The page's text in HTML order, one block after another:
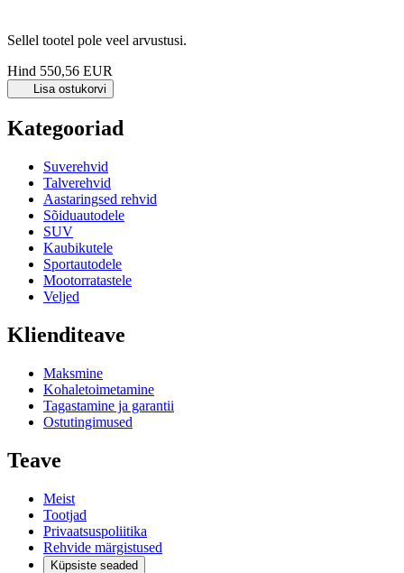
Sellel tootel pole veel arvustusi.
Hind 550,56 EUR
Lisa ostukorvi
Kategooriad
Suverehvid
Talverehvid
Aastaringsed rehvid
Sõiduautodele
SUV
Kaubikutele
Sportautodele
Mootorratastele
Veljed
Klienditeave
Maksmine
Kohaletoimetamine
Tagastamine ja garantii
Ostutingimused
Teave
Meist
Tootjad
Privaatsuspoliitika
Rehvide märgistused
Küpsiste seaded